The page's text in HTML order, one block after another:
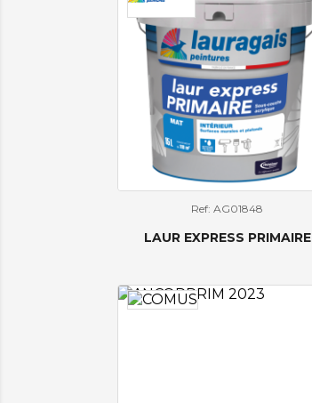
Ref: AG01848
LAUR EXPRESS PRIMAIRE